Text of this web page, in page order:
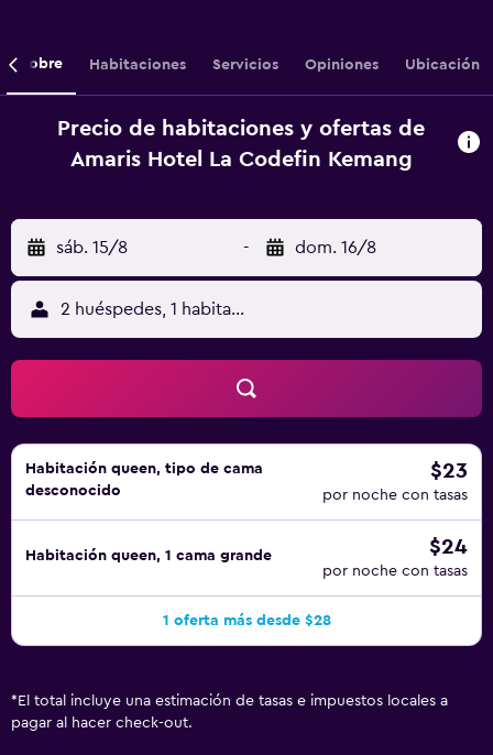
Sobre Habitaciones Servicios Opiniones Ubicación
Precio de habitaciones y ofertas de
Amaris Hotel La Codefin Kemang
sáb. 15/8 - dom. 16/8
2 huéspedes, 1 habitación
Habitación queen, tipo de cama
desconocido
$23
por noche con tasas
Habitación queen, 1 cama grande $24
por noche con tasas
1 oferta más desde $28
* El total incluye una estimación de tasas e impuestos locales a
pagar al hacer check-out.